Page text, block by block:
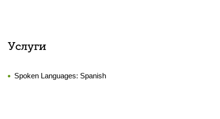
Услуги
Spoken Languages: Spanish